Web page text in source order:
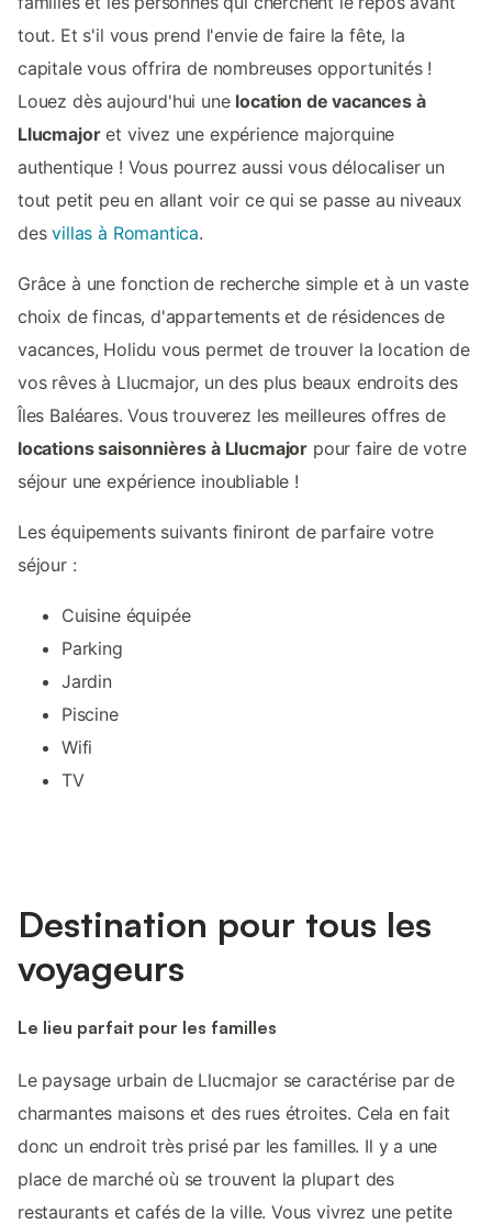
tout. Et s'il vous prend l'envie de faire la fête, la
capitale vous offrira de nombreuses opportunités !
Louez dès aujourd'hui une location de vacances à
Llucmajoret vivez une expérience majorquine
authentique ! Vous pourrez aussi vous délocaliser un
tout petit peu en allant voir ce qui se passe au niveaux
desvillas à Romantica.
Grâce à une fonction de recherche simple et à un vaste
choix de fincas, d'appartements et de résidences de
vacances, Holidu vous permet de trouver la location de
vos rêves à Llucmajor, un des plus beaux endroits des
Îles Baléares. Vous trouverez les meilleures offres de
locations saisonnières à Llucmajor pour faire de votre
séjour une expérience inoubliable !
Les équipements suivants finiront de parfaire votre
séjour :
Cuisine équipée
Parking
Jardin
Piscine
Wifi
TV
Destination pour tous les
voyageurs
Le lieu parfait pour les familles
Le paysage urbain de Llucmajor se caractérise par de
charmantes maisons et des rues étroites. Cela en fait
donc un endroit très prisé par les familles. Il y a une
place de marché où se trouvent la plupart des
restaurants et cafés de la ville. Vous vivrez une petite